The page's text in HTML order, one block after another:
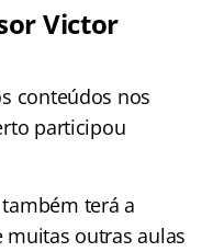
Victor
conteúdos nos
participou
terá a
outras aulas